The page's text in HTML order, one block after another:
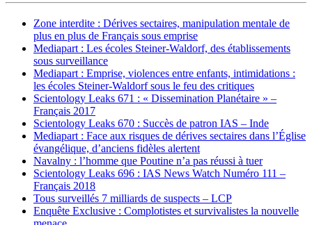
Zone interdite : Dérives sectaires, manipulation mentale de
plus en plus de Français sous emprise
Mediapart : Les écoles Steiner-Waldorf, des établissements
sous surveillance
Mediapart : Emprise, violences entre enfants, intimidations :
les écoles Steiner-Waldorf sous le feu des critiques
Scientology Leaks 671 : « Dissemination Planétaire » –
Français 2017
Scientology Leaks 670 : Succès de patron IAS – Inde
Mediapart : Face aux risques de dérives sectaires dans l’Église
évangélique, d’anciens fidèles alertent
Navalny : l’homme que Poutine n’a pas réussi à tuer
Scientology Leaks 696 : IAS News Watch Numéro 111 –
Français 2018
Tous surveillés 7 milliards de suspects – LCP
Enquête Exclusive : Complotistes et survivalistes la nouvelle